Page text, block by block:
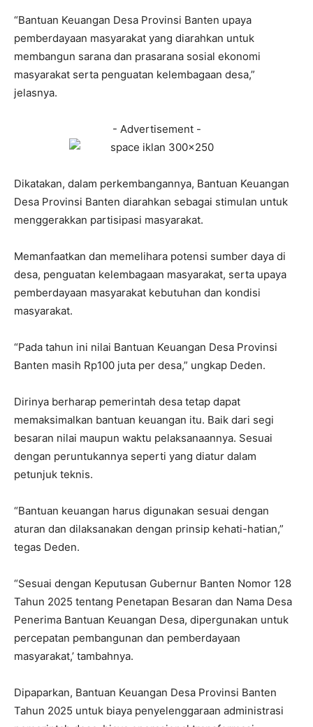
“Bantuan Keuangan Desa Provinsi Banten upaya
pemberdayaan masyarakat yang diarahkan untuk
membangun sarana dan prasarana sosial ekonomi
masyarakat serta penguatan kelembagaan desa,”
jelasnya.
- Advertisement -
Dikatakan, dalam perkembangannya, Bantuan Keuangan
Desa Provinsi Banten diarahkan sebagai stimulan untuk
menggerakkan partisipasi masyarakat.
Memanfaatkan dan memelihara potensi sumber daya di
desa, penguatan kelembagaan masyarakat, serta upaya
pemberdayaan masyarakat kebutuhan dan kondisi
masyarakat.
“Pada tahun ini nilai Bantuan Keuangan Desa Provinsi
Banten masih Rp100 juta per desa,” ungkap Deden.
Dirinya berharap pemerintah desa tetap dapat
memaksimalkan bantuan keuangan itu. Baik dari segi
besaran nilai maupun waktu pelaksanaannya. Sesuai
dengan peruntukannya seperti yang diatur dalam
petunjuk teknis.
“Bantuan keuangan harus digunakan sesuai dengan
aturan dan dilaksanakan dengan prinsip kehati-hatian,”
tegas Deden.
“Sesuai dengan Keputusan Gubernur Banten Nomor 128
Tahun 2025 tentang Penetapan Besaran dan Nama Desa
Penerima Bantuan Keuangan Desa, dipergunakan untuk
percepatan pembangunan dan pemberdayaan
masyarakat,’ tambahnya.
Dipaparkan, Bantuan Keuangan Desa Provinsi Banten
Tahun 2025 untuk biaya penyelenggaraan administrasi